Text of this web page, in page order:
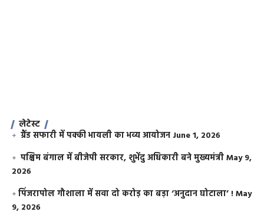
लेटेस्ट
ग्रैंड सफारी में पक्की भायली का भव्य आयोजन June 1, 2026
पश्चिम बंगाल में बीजेपी सरकार, शुभेंदु अधिकारी बने मुख्यमंत्रीMay 9,
2026
​पिंजरापोल गौशाला में सवा दो करोड़ का बड़ा ‘अनुदान घोटाला’ !May
9, 2026